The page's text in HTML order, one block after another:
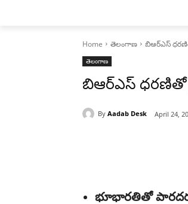
Home తెలంగాణ బిఆర్‌ఎస్‌
తెలంగాణ
బిఆర్‌ఎస్‌ ధరణితో
By Aadab Desk April 24,
భూభారతితో